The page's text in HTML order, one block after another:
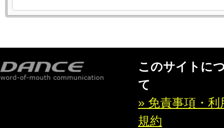
このサイトに
て
» 免責事項・利
規約